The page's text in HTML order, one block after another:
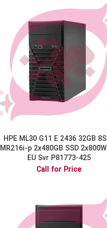
HPE ML30 G11 E 2436 32GB
MR216i-p 2x480GB SSD
EU Svr P81773-425
Call for Price